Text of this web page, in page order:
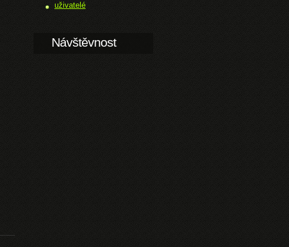
uživatelé
Návštěvnost